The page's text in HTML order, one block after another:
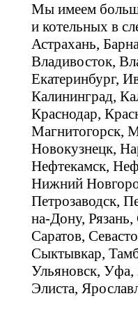
Мы имеем
и котельных в
Астрахань,
Владивосток,
Екатеринбург,
Калининград,
Краснодар,
Магнитогорск,
Новокузнецк,
Нефтекамск,
Нижний
Петрозаводск,
на-Дону,
Саратов,
Сыктывкар,
Ульяновск,
Элиста,